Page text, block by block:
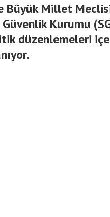
Büyük Millet
Kurumu
düzenlemeleri